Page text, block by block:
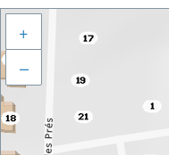
+
–